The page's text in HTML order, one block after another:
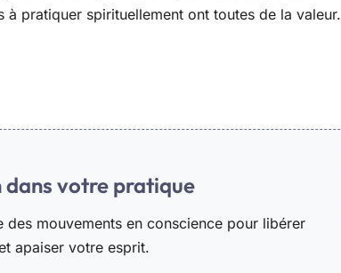
pratiquer spirituellement ont toutes de la valeur.
dans votre pratique
des mouvements en conscience pour libérer
apaiser votre esprit.